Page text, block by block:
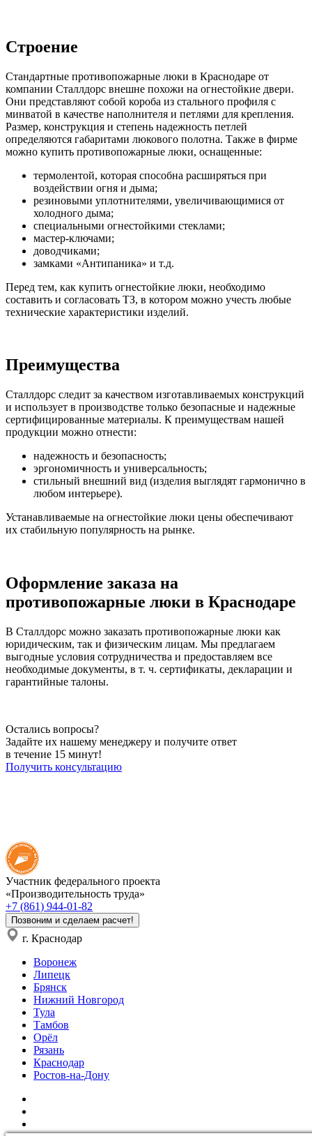
Строение
Стандартные противопожарные люки в Краснодаре от
компании Сталлдорс внешне похожи на огнестойкие двери.
Они представляют собой короба из стального профиля с
минватой в качестве наполнителя и петлями для крепления.
Размер, конструкция и степень надежность петлей
определяются габаритами люкового полотна. Также в фирме
можно купить противопожарные люки, оснащенные:
термолентой, которая способна расширяться при
воздействии огня и дыма;
резиновыми уплотнителями, увеличивающимися от
холодного дыма;
специальными огнестойкими стеклами;
мастер-ключами;
доводчиками;
замками «Антипаника» и т.д.
Перед тем, как купить огнестойкие люки, необходимо
составить и согласовать ТЗ, в котором можно учесть любые
технические характеристики изделий.
Преимущества
Сталлдорс следит за качеством изготавливаемых конструкций
и использует в производстве только безопасные и надежные
сертифицированные материалы. К преимуществам нашей
продукции можно отнести:
надежность и безопасность;
эргономичность и универсальность;
стильный внешний вид (изделия выглядят гармонично в
любом интерьере).
Устанавливаемые на огнестойкие люки цены обеспечивают
их стабильную популярность на рынке.
Оформление заказа на
противопожарные люки в Краснодаре
В Сталлдорс можно заказать противопожарные люки как
юридическим, так и физическим лицам. Мы предлагаем
выгодные условия сотрудничества и предоставляем все
необходимые документы, в т. ч. сертификаты, декларации и
гарантийные талоны.
Остались вопросы?
Задайте их нашему менеджеру и получите ответ
в течение 15 минут!
Получить консультацию
Участник федерального проекта
«Производительность труда»
+7 (861) 944-01-82
Позвоним и сделаем расчет!
г. Краснодар
Воронеж
Липецк
Брянск
Нижний Новгород
Тула
Тамбов
Орёл
Рязань
Краснодар
Ростов-на-Дону